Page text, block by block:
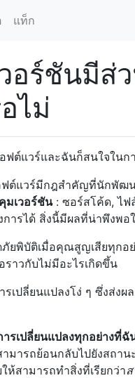
แท็ก
อร์ชันมีส่
ไม่
ต์แวร์และฉันก็สนใจในก
ต์แวร์มีกฎสำคัญที่นักพัฒ
มเวอร์ชัน: ซอร์สโค้ด, ไฟ
การได้ สิ่งนี้มีผลที่น่าพึงพอ
ยพิบัติเมื่อคุณสูญเสียทุกอ
ราวกับไม่มีอะไรเกิดขึ้น
เปลี่ยนแปลงโง่ ๆ ซึ่งส่ง
ารเปลี่ยนแปลงทุกอย่างที่
มารถย้อนกลับไปยังสถา
ห้สามารถทำสิ่งที่เรียกว่า